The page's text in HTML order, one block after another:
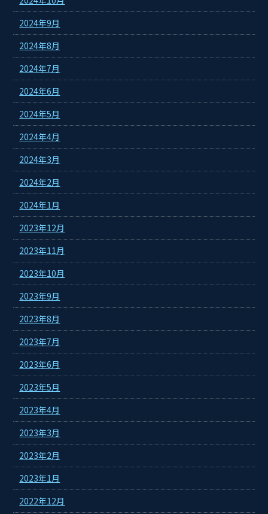
2024年9月
2024年8月
2024年7月
2024年6月
2024年5月
2024年4月
2024年3月
2024年2月
2024年1月
2023年12月
2023年11月
2023年10月
2023年9月
2023年8月
2023年7月
2023年6月
2023年5月
2023年4月
2023年3月
2023年2月
2023年1月
2022年12月